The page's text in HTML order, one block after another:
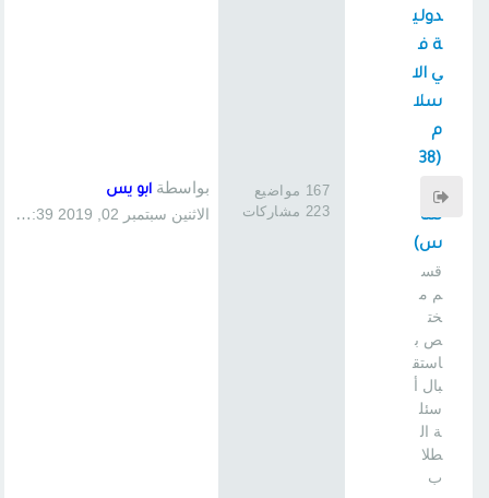
دولي
ة ف
ي الا
سلا
م
(38
0
سا
س)
قس
م م
خت
ص ب
استق
بال أ
سئل
ة ال
طلا
ب
167 مواضيع
223 مشاركات
بواسطة ابو يس
الاثنين سبتمبر 02, 2019 1:39 pm